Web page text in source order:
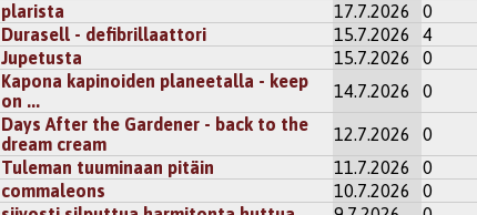
plarista 17.7.2026 0
Durasell - defibrillaattori 15.7.2026 4
Jupetusta 15.7.2026 0
Kapona kapinoiden planeetalla - keep
on ...
14.7.2026 0
Days After the Gardener - back to the
dream cream
12.7.2026 0
Tuleman tuuminaan pitäin 11.7.2026 0
commaleons 10.7.2026 0